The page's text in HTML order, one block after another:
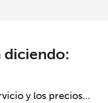
diciendo:
y los precios…